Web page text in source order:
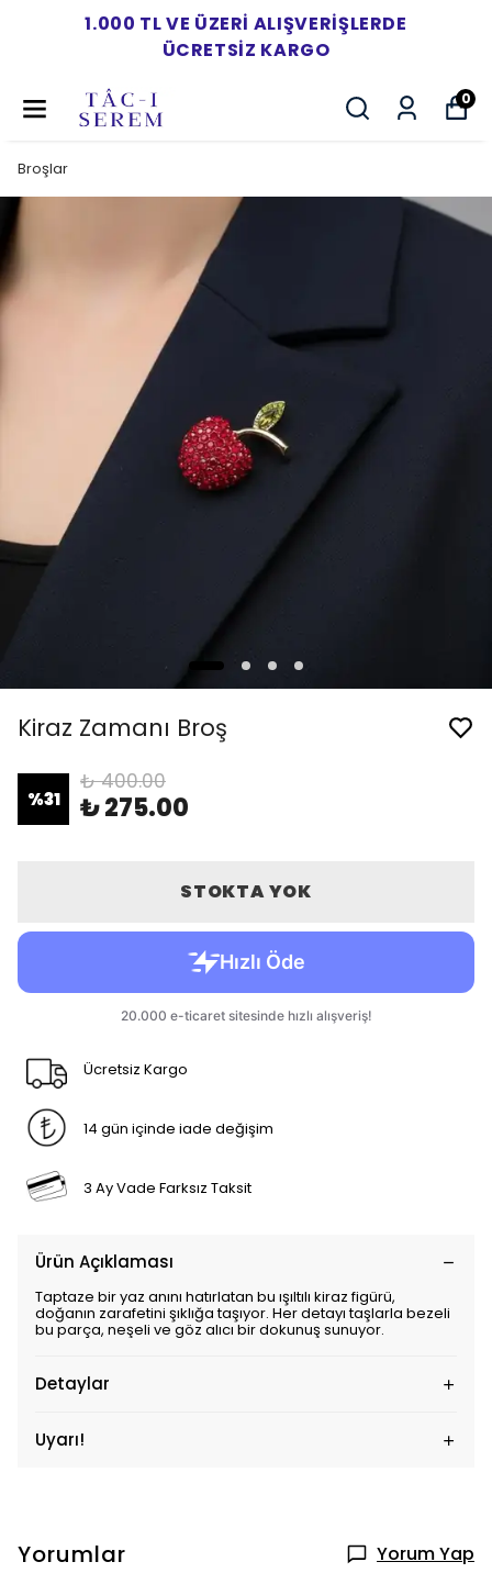
1.000 TL VE ÜZERI ALIŞVERIŞLERDE
ÜCRETSIZ KARGO
0
Broşlar
Kiraz Zamanı Broş
%31
₺ 400.00
₺ 275.00
STOKTA YOK
Ücretsiz Kargo
14 gün içinde iade değişim
3 Ay Vade Farksız Taksit
Ürün Açıklaması
Taptaze bir yaz anını hatırlatan bu ışıltılı kiraz figürü,
doğanın zarafetini şıklığa taşıyor. Her detayı taşlarla bezeli
bu parça, neşeli ve göz alıcı bir dokunuş sunuyor.
Detaylar
Uyarı!
Yorumlar Yorum Yap